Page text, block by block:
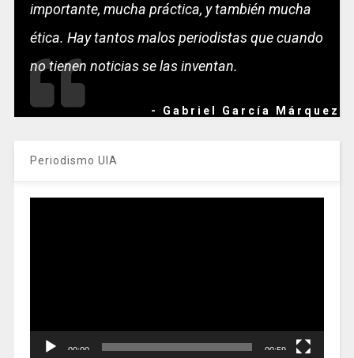
importante, mucha práctica, y también mucha
ética. Hay tantos malos periodistas que cuando
no tienen noticias se las inventan.
- Gabriel García Márquez
Periodismo UIA
00:00 00:59